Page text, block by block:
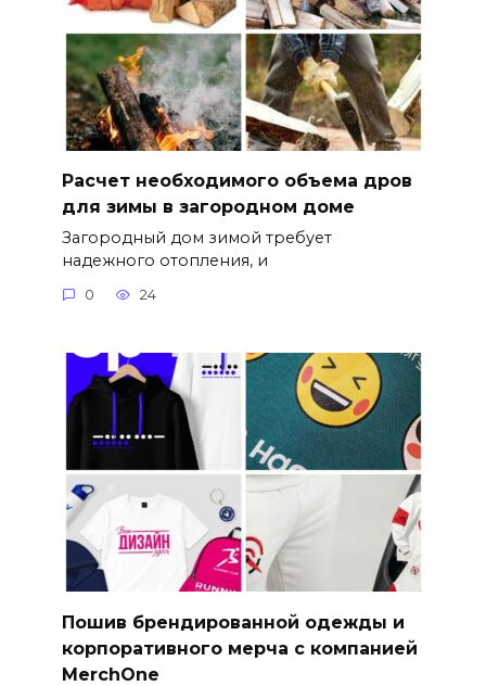
Расчет необходимого объема дров
для зимы в загородном доме
Загородный дом зимой требует
надежного отопления, и
0 24
Пошив брендированной одежды и
корпоративного мерча с компанией
MerchOne